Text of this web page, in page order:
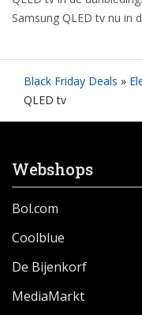
Samsung QLED tv nu in
Black Friday Deals »
QLED tv
Webshops
Bol.com
Coolblue
De Bijenkorf
MediaMarkt